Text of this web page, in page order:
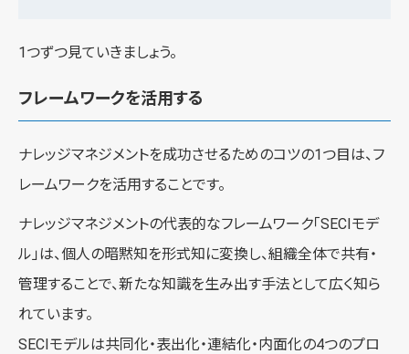
1つずつ見ていきましょう。
フレームワークを活用する
ナレッジマネジメントを成功させるためのコツの1つ目は、フ
レームワークを活用することです。
ナレッジマネジメントの代表的なフレームワーク「SECIモデ
ル」は、個人の暗黙知を形式知に変換し、組織全体で共有・
管理することで、新たな知識を生み出す手法として広く知ら
れています。
SECIモデルは共同化・表出化・連結化・内面化の4つのプロ